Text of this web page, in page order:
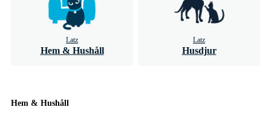
Latz
Hem & Hushåll
Latz
Husdjur
Hem & Hushåll